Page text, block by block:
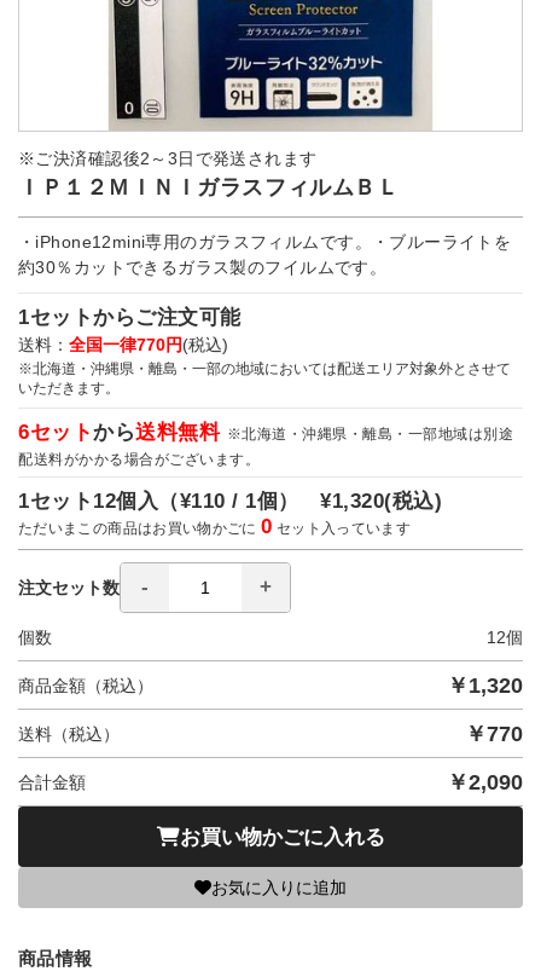
※ご決済確認後2～3日で発送されます
ＩＰ１２ＭＩＮＩガラスフィルムＢＬ
・iPhone12mini専用のガラスフィルムです。・ブルーライトを
約30％カットできるガラス製のフイルムです。
1セットからご注文可能
送料： 全国一律770円(税込)
※北海道・沖縄県・離島・一部の地域においては配送エリア対象外とさせて
いただきます。
6セットから送料無料 ※北海道・沖縄県・離島・一部地域は別途
配送料がかかる場合がございます。
1セット12個入（¥110 / 1個）¥1,320(税込)
ただいまこの商品はお買い物かごに0 セット入っています
注文セット数
個数 12個
商品金額（税込） ￥ 1,320
送料（税込） ￥770
合計金額 ￥2,090
お買い物かごに入れる
お気に入りに追加
商品情報